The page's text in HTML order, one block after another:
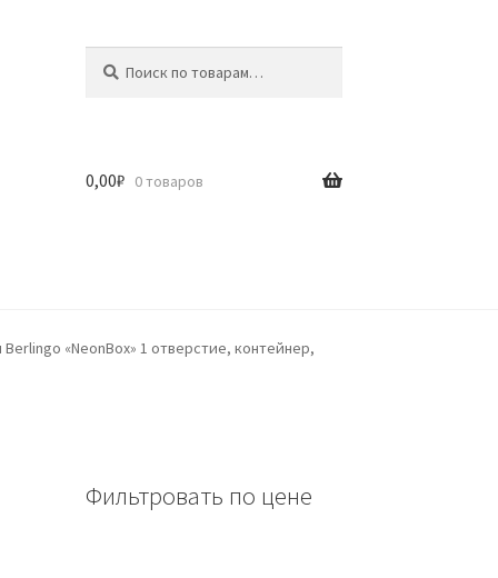
0,00₽ 0 товаров
Berlingo «NeonBox» 1 отверстие, контейнер,
Фильтровать по цене